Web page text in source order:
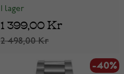
I lager
2 498,00 Kr
1 399,00 Kr
-40%